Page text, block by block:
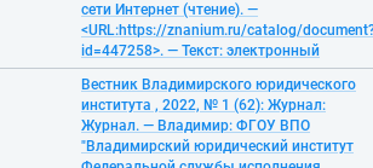
сети Интернет (чтение). —
<URL:https://znanium.ru/catalog/
id=447258>. — Текст: электронный
Вестник Владимирского юридического
института , 2022, № 1 (62): Журнал:
Журнал. — Владимир: ФГОУ ВПО
"Владимирский юридический институт